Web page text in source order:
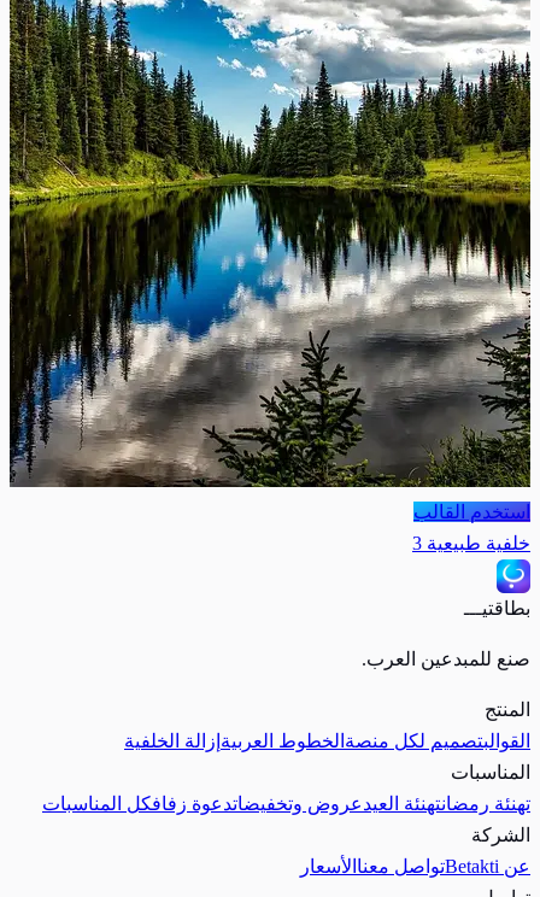
استخدم القالب
خلفية طبيعية 3
بطاقتيـــ
صنع للمبدعين العرب.
المنتج
القوالبتصميم لكل منصة الخطوط العربية إزالة الخلفية
المناسبات
تهنئة رمضانتهنئة العيدعروض وتخفيضاتدعوة زفافكل المناسبات
الشركة
عن Betakti
تواصل معنا الأسعار